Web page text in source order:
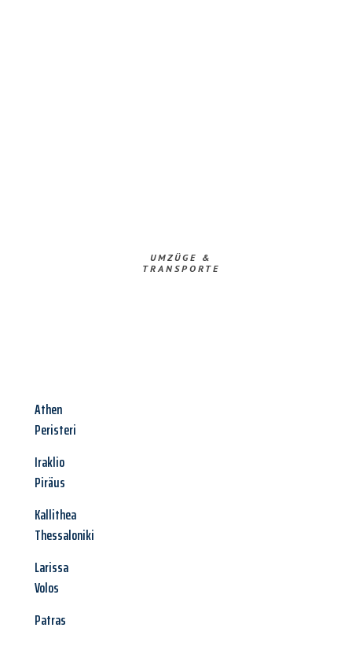
UMZÜGE &
TRANSPORTE
Athen
Peristeri
Iraklio
Piräus
Kallithea
Thessaloniki
Larissa
Volos
Patras